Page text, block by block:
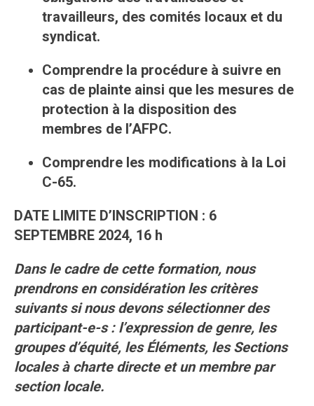
travailleurs, des comités locaux et du
syndicat.
Comprendre la procédure à suivre en
cas de plainte ainsi que les mesures de
protection à la disposition des
membres de l’AFPC.
Comprendre les modifications à la Loi
C-65.
DATE LIMITE D’INSCRIPTION : 6
SEPTEMBRE 2024, 16 h
Dans le cadre de cette formation, nous
prendrons en considération les critères
suivants si nous devons sélectionner des
participant-e-s : l’expression de genre, les
groupes d’équité, les Éléments, les Sections
locales à charte directe et un membre par
section locale.